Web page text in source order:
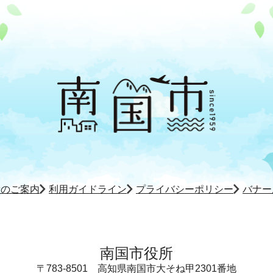
ご案内 利用ガイドライン プライバシーポリシー バナ
南国市役所
〒783-8501 高知県南国市大そね甲2301番地